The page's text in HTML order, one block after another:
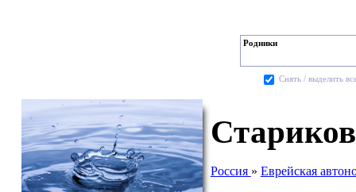
Родники
Cнять / выделить
Россия » Еврейская